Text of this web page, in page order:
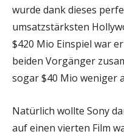
wurde dank dieses
umsatzstärksten
$420 Mio Einspiel war
beiden Vorgänger
sogar $40 Mio weniger
Natürlich wollte Sony
auf einen vierten Film